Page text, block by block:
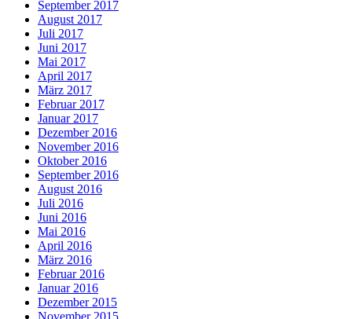
September 2017
August 2017
Juli 2017
Juni 2017
Mai 2017
April 2017
März 2017
Februar 2017
Januar 2017
Dezember 2016
November 2016
Oktober 2016
September 2016
August 2016
Juli 2016
Juni 2016
Mai 2016
April 2016
März 2016
Februar 2016
Januar 2016
Dezember 2015
November 2015